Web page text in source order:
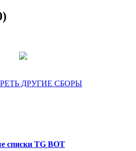
ДРУГИЕ СБОРЫ
списки TG BOT